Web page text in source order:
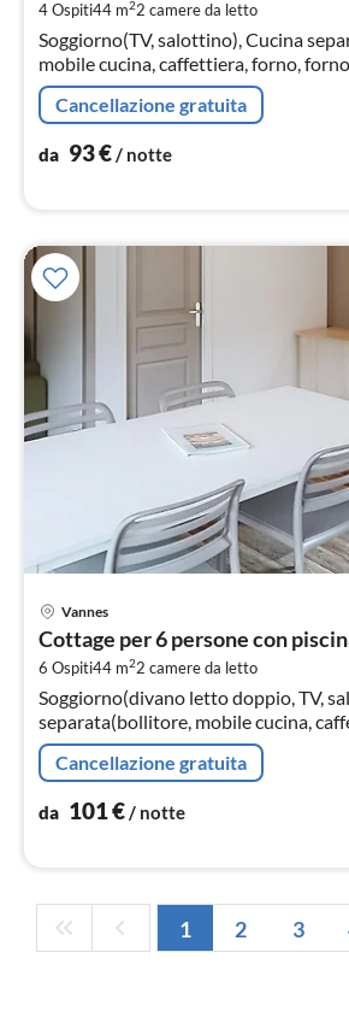
4 Ospiti44 m22 camere da letto
Soggiorno(TV, salottino), Cucina
mobile cucina, caffettiera, forno,
lavastoviglie, frigo con congelatore,
Cancellazione gratuita
da 93€/ notte
Vannes
Cottage per 6 persone con
6 Ospiti44 m22 camere da letto
Soggiorno(divano letto doppio, TV,
separata(bollitore, mobile cucina,
forno a microonde, lavastoviglie, frigo
lavandino, , )
Cancellazione gratuita
da 101€/ notte
1 2 3